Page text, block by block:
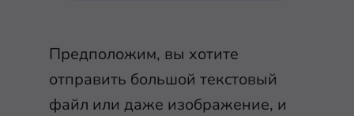
Предположим, вы хотите
отправить большой текстовый
файл или даже изображение, и